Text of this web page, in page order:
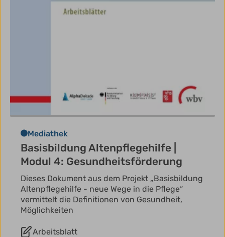
Mediathek
Basisbildung Altenpflegehilfe |
Modul 4: Gesundheitsförderung
Dieses Dokument aus dem Projekt „Basisbildung
Altenpflegehilfe - neue Wege in die Pflege“
vermittelt die Definitionen von Gesundheit,
Möglichkeiten
Arbeitsblatt